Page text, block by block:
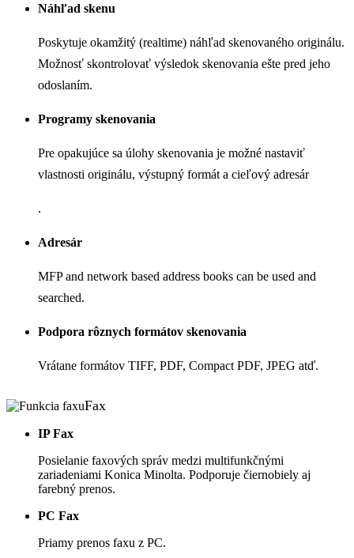
Náhľad skenu
Poskytuje okamžitý (realtime) náhľad skenovaného originálu.
Možnosť skontrolovať výsledok skenovania ešte pred jeho
odoslaním.
Programy skenovania
Pre opakujúce sa úlohy skenovania je možné nastaviť
vlastnosti originálu, výstupný formát a cieľový adresár
.
Adresár
MFP and network based address books can be used and
searched.
Podpora rôznych formátov skenovania
Vrátane formátov TIFF, PDF, Compact PDF, JPEG atď.
Fax
IP Fax
Posielanie faxových správ medzi multifunkčnými
zariadeniami Konica Minolta. Podporuje čiernobiely aj
farebný prenos.
PC Fax
Priamy prenos faxu z PC.